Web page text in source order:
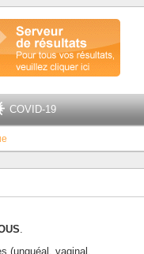
COVID-19
.
(unguéal, vaginal,